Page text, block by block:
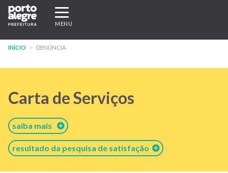
Pular
para
conteúdo
Expandir/recolher
navegação
MENU
INÍCIO DENÚNCIA
Carta de Serviços
saiba mais
resultado da pesquisa de satisfação